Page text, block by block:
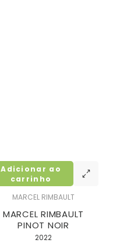
MARCEL RIMBAULT
MARCEL RIMBAULT
PINOT NOIR
2022
Adicionar ao
carrinho